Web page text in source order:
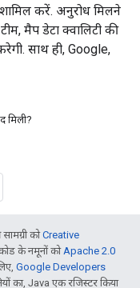
शामिल करें. अनुरोध मिलने
मैप डेटा क्वालिटी की
साथ ही, Google,
मिली?
कोCreative
के नमूनों को Apache 2.0
Google Developers
का, Java एक रजिस्टर किया